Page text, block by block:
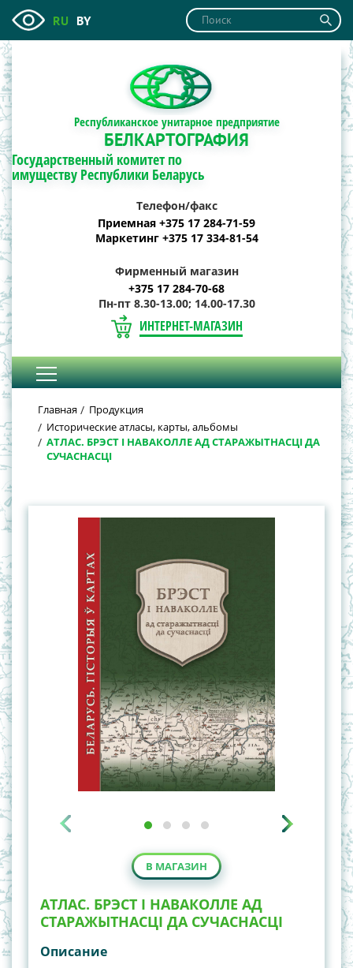
RU BY
Республиканское унитарное предприятие
БЕЛКАРТОГРАФИЯ
Государственный комитет по
имуществу Республики Беларусь
Телефон/факс
Приемная +375 17 284-71-59
Маркетинг +375 17 334-81-54
Фирменный магазин
+375 17 284-70-68
Пн-пт 8.30-13.00; 14.00-17.30
ИНТЕРНЕТ-МАГАЗИН
Главная
Продукция
Исторические атласы, карты, альбомы
АТЛАС. БРЭСТ І НАВАКОЛЛЕ АД СТАРАЖЫТНАСЦІ ДА
СУЧАСНАСЦІ
В МАГАЗИН
АТЛАС. БРЭСТ І НАВАКОЛЛЕ АД
СТАРАЖЫТНАСЦІ ДА СУЧАСНАСЦІ
Описание